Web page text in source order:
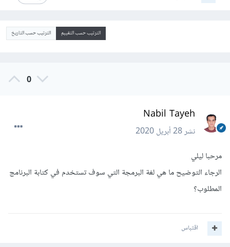
الترتيب حسب التقييم الترتيب حسب التاريخ
0
Nabil Tayeh
نشر28 أبريل 2020
مرحبا ليلي
الرجاء التوضيح ما هي لغة البرمجة التي سوف تستخدم في كتابة البرنامج
المطلوب؟
اقتباس